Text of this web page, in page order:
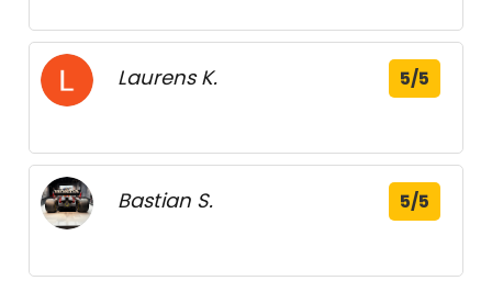
Laurens K. 5/5
Bastian S. 5/5